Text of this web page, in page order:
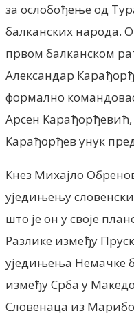
за ослобођење од
балканских народа.
првом балканском
Александар
формално
Арсен
Карађорђев унук
Кнез Михајло
уједињењу
што је он у своје
Разлике између
уједињења Немачке
између Срба у
Словенаца из